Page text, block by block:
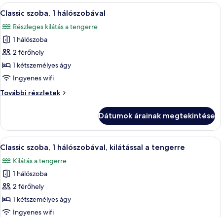
A
következő
szoba
összes
képének
megtekintése:
Classic
1
Egy gondosan megterített ágy
9
Classic szoba, 1 hálószobával
Részleges kilátás a tengerre
1 hálószoba
2 férőhely
1 kétszemélyes ágy
Ingyenes wifi
További részletek
Classic
további
részletei
Dátumok árainak megtekintése
A
következő
szoba
összes
képének
megtekintése:
Classic
Egy szállodai szoba, amelyben
9
Classic szoba, 1 hálószobával, kilátással a tengerre
Kilátás a tengerre
1 hálószoba
2 férőhely
1 kétszemélyes ágy
Ingyenes wifi